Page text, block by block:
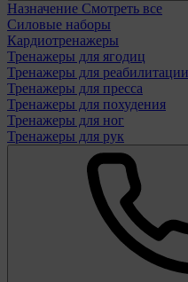
Назначение Смотреть все
Силовые наборы
Кардиотренажеры
Тренажеры для ягодиц
Тренажеры для реабилитации
Тренажеры для пресса
Тренажеры для похудения
Тренажеры для ног
Тренажеры для рук